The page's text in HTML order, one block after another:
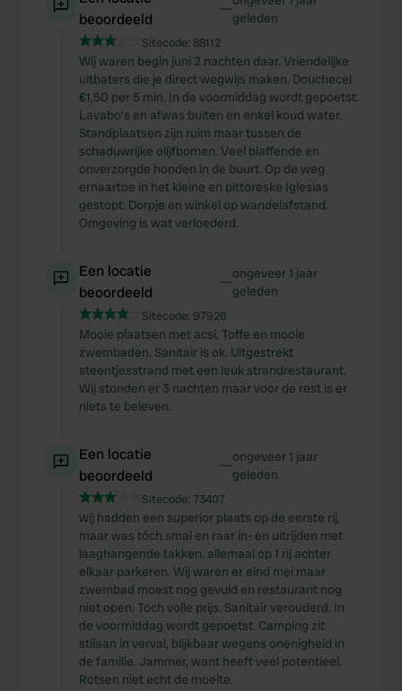
beoordeeld
—geleden
Sitecode: 88112
Wij waren begin juni 2 nachten daar. Vriendelijke
uitbaters die je direct wegwijs maken. Douchecel
€1,50 per 5 min. In de voormiddag wordt gepoetst.
Lavabo’s en afwas buiten en enkel koud water.
Standplaatsen zijn ruim maar tussen de
schaduwrijke olijfbomen. Veel blaffende en
onverzorgde honden in de buurt. Op de weg
ernaartoe in het kleine en pittoreske Iglesias
gestopt. Dorpje en winkel op wandelafstand.
Omgeving is wat verloederd.
Een locatie
beoordeeld
—ongeveer 1 jaar
geleden
Sitecode: 97926
Mooie plaatsen met acsi. Toffe en mooie
zwembaden. Sanitair is ok. Uitgestrekt
steentjesstrand met een leuk strandrestaurant.
Wij stonden er 3 nachten maar voor de rest is er
niets te beleven.
Een locatie
beoordeeld
—ongeveer 1 jaar
geleden
Sitecode: 73407
wij hadden een superior plaats op de eerste rij,
maar was tóch smal en raar in- en uitrijden met
laaghangende takken. allemaal op 1 rij achter
elkaar parkeren. Wij waren er eind mei maar
zwembad moest nog gevuld en restaurant nog
niet open. Toch volle prijs. Sanitair verouderd. In
de voormiddag wordt gepoetst. Camping zit
stilaan in verval, blijkbaar wegens onenigheid in
de familie. Jammer, want heeft veel potentieel.
Rotsen niet echt de moeite.